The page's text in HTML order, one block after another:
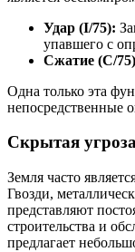
Удар (I/75):
упавшего с
Сжатие (C/
Одна только эта
непосредственные
Скрытая
Земля часто
Гвозди,
представляют
строительства и
предлагает